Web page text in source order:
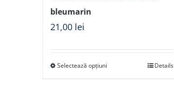
bleumarin
21,00 lei
Selectează opțiuni Details